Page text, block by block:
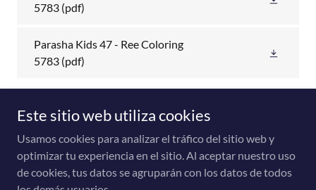
5783 (pdf)
Parasha Kids 47 - Ree Coloring
5783 (pdf)
Copyright © 2026 Ejército de Dios YHWH Tzevaot - Todos los
derechos reservados.
Este sitio web utiliza cookies
Usamos cookies para analizar el tráfico del sitio web y
optimizar tu experiencia en el sitio. Al aceptar nuestro uso
de cookies, tus datos se agruparán con los datos de todos